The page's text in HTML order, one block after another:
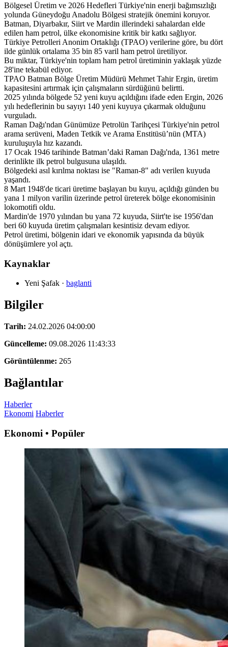
Bölgesel Üretim ve 2026 Hedefleri Türkiye'nin enerji bağımsızlığı
yolunda Güneydoğu Anadolu Bölgesi stratejik önemini koruyor.
Batman, Diyarbakır, Siirt ve Mardin illerindeki sahalardan elde
edilen ham petrol, ülke ekonomisine kritik bir katkı sağlıyor.
Türkiye Petrolleri Anonim Ortaklığı (TPAO) verilerine göre, bu dört
ilde günlük ortalama 35 bin 85 varil ham petrol üretiliyor.
Bu miktar, Türkiye'nin toplam ham petrol üretiminin yaklaşık yüzde
28'ine tekabül ediyor.
TPAO Batman Bölge Üretim Müdürü Mehmet Tahir Ergin, üretim
kapasitesini artırmak için çalışmaların sürdüğünü belirtti.
2025 yılında bölgede 52 yeni kuyu açıldığını ifade eden Ergin, 2026
yılı hedeflerinin bu sayıyı 140 yeni kuyuya çıkarmak olduğunu
vurguladı.
Raman Dağı'ndan Günümüze Petrolün Tarihçesi Türkiye'nin petrol
arama serüveni, Maden Tetkik ve Arama Enstitüsü’nün (MTA)
kuruluşuyla hız kazandı.
17 Ocak 1946 tarihinde Batman’daki Raman Dağı'nda, 1361 metre
derinlikte ilk petrol bulgusuna ulaşıldı.
Bölgedeki asıl kırılma noktası ise "Raman-8" adı verilen kuyuda
yaşandı.
8 Mart 1948'de ticari üretime başlayan bu kuyu, açıldığı günden bu
yana 1 milyon varilin üzerinde petrol üreterek bölge ekonomisinin
lokomotifi oldu.
Mardin'de 1970 yılından bu yana 72 kuyuda, Siirt'te ise 1956'dan
beri 60 kuyuda üretim çalışmaları kesintisiz devam ediyor.
Petrol üretimi, bölgenin idari ve ekonomik yapısında da büyük
dönüşümlere yol açtı.
Kaynaklar
Yeni Şafak · baglanti
Bilgiler
Tarih: 24.02.2026 04:00:00
Güncelleme: 09.08.2026 11:43:33
Görüntülenme: 265
Bağlantılar
Haberler
Ekonomi Haberler
Ekonomi • Popüler